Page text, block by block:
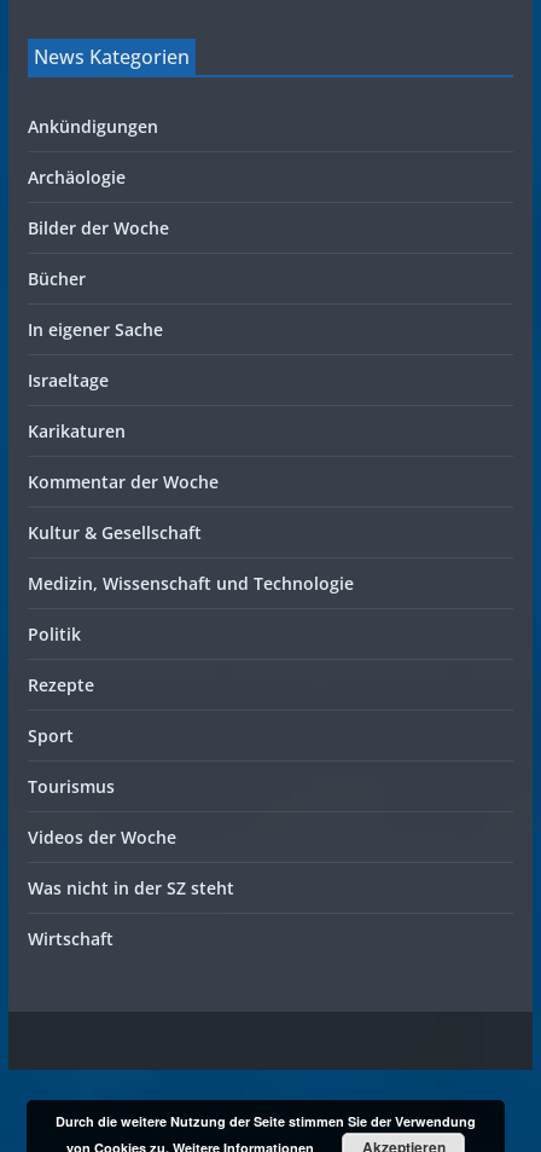
News Kategorien
Ankündigungen
Archäologie
Bilder der Woche
Bücher
In eigener Sache
Israeltage
Karikaturen
Kommentar der Woche
Kultur & Gesellschaft
Medizin, Wissenschaft und Technologie
Politik
Rezepte
Sport
Tourismus
Videos der Woche
Was nicht in der SZ steht
Wirtschaft
Durch die weitere Nutzung der Seite stimmen Sie der Verwendung
von Cookies zu.Weitere Informationen Akzeptieren